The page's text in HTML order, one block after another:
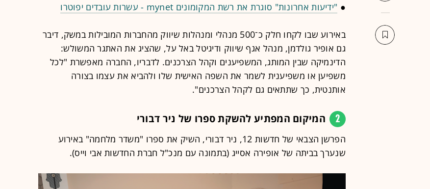
● "ידיעות אחרונות" סוגרת את רשת המקומונים mynet - עשרות עובדים יפוטרו
באירוע שבו לקחו חלק כ־500 מנהלי ומנהלות שיווק מהחברות המובילות במשק, דיבר
גם אופיר גולדמן, מנהל אגף שיווק ודיגיטל באל על, שהציג את האתגר המשולש:
הדינמיקה שבין המותג, המשפיענים וקהל הצרכנים. לדבריו, החברה מאפשרת "לכל
משפיען או משפיענית לשמר את השפה האישית שלו ולהביא את עצמו בצורה
אותנטית, כך שתתאים גם לקהל הצרכנים".
2 המיקום המפתיע להשקת ספרו של ניר דבורי
הפרשן הצבאי של חדשות 12, ניר דבורי, השיק את ספרו "משדר מלחמה" באירוע
שנערך בביתה של אופירה אסייג (בתמונה עם מנכ"ל חברת החדשות אבי וייס).